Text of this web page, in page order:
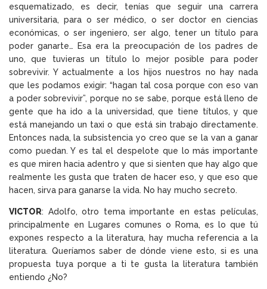
esquematizado, es decir, tenías que seguir una carrera
universitaria, para o ser médico, o ser doctor en ciencias
económicas, o ser ingeniero, ser algo, tener un título para
poder ganarte… Esa era la preocupación de los padres de
uno, que tuvieras un título lo mejor posible para poder
sobrevivir. Y actualmente a los hijos nuestros no hay nada
que les podamos exigir: “hagan tal cosa porque con eso van
a poder sobrevivir”, porque no se sabe, porque está lleno de
gente que ha ido a la universidad, que tiene títulos, y que
está manejando un taxi o que está sin trabajo directamente.
Entonces nada, la subsistencia yo creo que se la van a ganar
como puedan. Y es tal el despelote que lo más importante
es que miren hacia adentro y que si sienten que hay algo que
realmente les gusta que traten de hacer eso, y que eso que
hacen, sirva para ganarse la vida. No hay mucho secreto.
VICTOR: Adolfo, otro tema importante en estas películas,
principalmente en Lugares comunes o Roma, es lo que tú
expones respecto a la literatura, hay mucha referencia a la
literatura. Queríamos saber de dónde viene esto, si es una
propuesta tuya porque a ti te gusta la literatura también
entiendo ¿No?